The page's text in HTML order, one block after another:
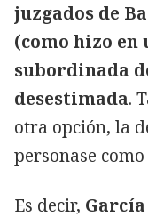
juzgados de
(como hizo
subordinada
desestimada.
otra opción, la
personase
Es decir,